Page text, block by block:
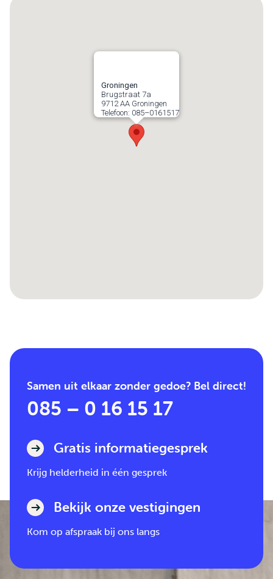
Groningen
Brugstraat 7a
9712 AA Groningen
Telefoon: 085–0161517
Samen uit elkaar zonder gedoe? Bel direct!
085 – 0 16 15 17
Gratis informatiegesprek
Krijg helderheid in één gesprek
Bekijk onze vestigingen
Kom op afspraak bij ons langs